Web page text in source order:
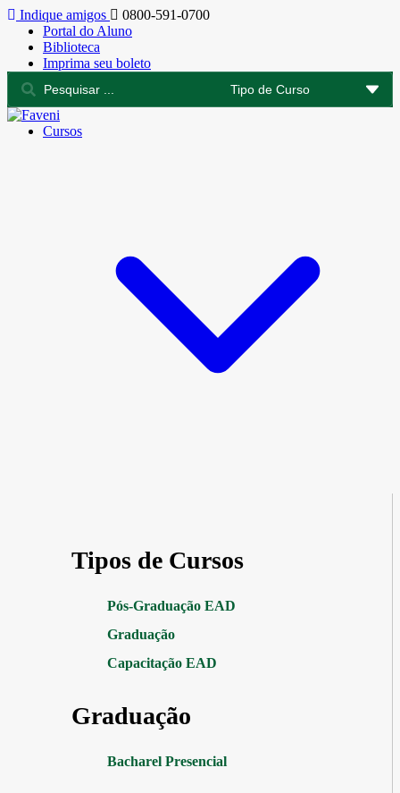
Indique amigos
0800-591-0700
Portal do Aluno
Biblioteca
Imprima seu boleto
Cursos
Tipos de Cursos
Pós-Graduação EAD
Graduação
Capacitação EAD
Graduação
Bacharel Presencial